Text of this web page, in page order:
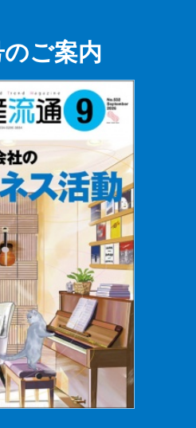
ご案内